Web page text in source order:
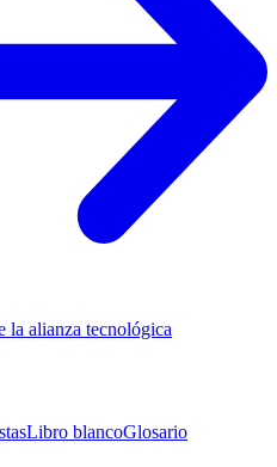
la alianza tecnológica
Libro blancoGlosario